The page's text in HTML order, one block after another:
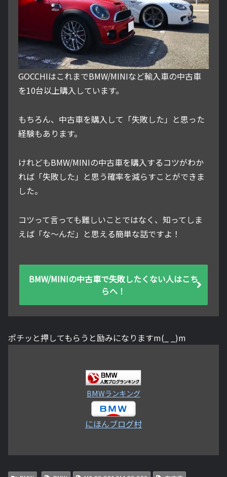
GOCCHIはこれまでBMW/MINIなど輸入車の中古車
を10台以上購入しています。
もちろん、中古車を購入して「失敗した」と思った
経験もあります。
けれどもBMW/MINIの中古車を購入するコツがわか
れば「失敗した」と思う確率を減らすことができま
した。
コツって言っても難しいことではなく、知ってしま
えば「な～んだ」と思える簡単な話ですよ！
BMW/MINIの中古車で失敗したくない人はこち
らへ！
ポチッと押してもらうと励みになりますm(_ _)m
BMWランキング
にほんブログ村